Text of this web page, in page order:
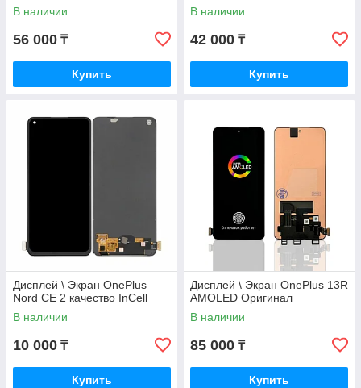
В наличии
56 000 ₸
Купить
В наличии
42 000 ₸
Купить
Дисплей \ Экран OnePlus
Nord CE 2 качество InCell
В наличии
10 000 ₸
Купить
Дисплей \ Экран OnePlus 13R
AMOLED Оригинал
В наличии
85 000 ₸
Купить